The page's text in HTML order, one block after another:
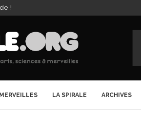
!
MERVEILLES LA SPIRALE ARCHIVES